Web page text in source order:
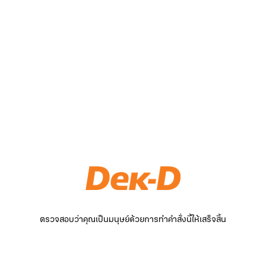
ตรวจสอบว่าคุณเป็นมนุษย์ด้วยการทำคำสั่งนี้ให้เสร็จสิ้น